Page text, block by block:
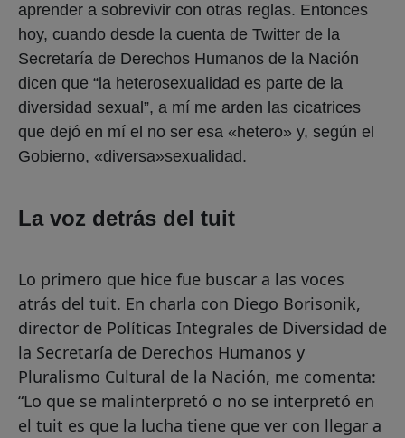
aprender a sobrevivir con otras reglas. Entonces
hoy, cuando desde la cuenta de Twitter de la
Secretaría de Derechos Humanos de la Nación
dicen que “la heterosexualidad es parte de la
diversidad sexual”, a mí me arden las cicatrices
que dejó en mí el no ser esa «hetero» y, según el
Gobierno, «diversa»sexualidad.
La voz detrás del tuit
Lo primero que hice fue buscar a las voces
atrás del tuit. En charla con Diego Borisonik,
director de Políticas Integrales de Diversidad de
la Secretaría de Derechos Humanos y
Pluralismo Cultural de la Nación, me comenta:
“Lo que se malinterpretó o no se interpretó en
el tuit es que la lucha tiene que ver con llegar a